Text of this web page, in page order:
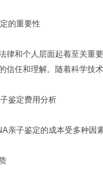
的重要性
和个人层面起着至关重要
信任和理解。随着科学技
定费用分析
子鉴定的成本受多种因素